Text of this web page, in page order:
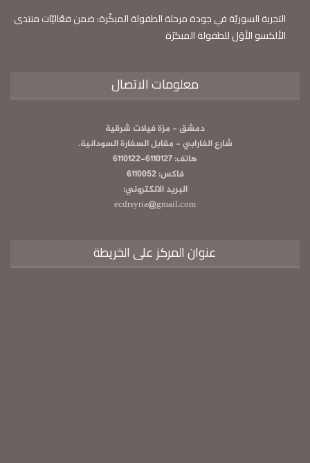
التجربة السوريّة في جودة مرحلة الطفولة المبكّرة: ضمن فعّاليّات منتدى
الألكسو الأوّل للطفولة المبكرّة
معلومات الاتصال
دمشق - مزة فيلات شرقية
شارع الفارابي - مقابل السفارة السودانية.
هاتف: 6110127-6110122
فاكس: 6110052
البريد الالكتروني:
ecdrsyria@gmail.com
عنوان المركز على الخريطة